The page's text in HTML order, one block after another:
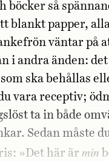
böcker så
blankt papper,
väntar på
i andra änden:
ska behållas
vara receptiv;
ta in både
Sedan måste
»Det här ärmin